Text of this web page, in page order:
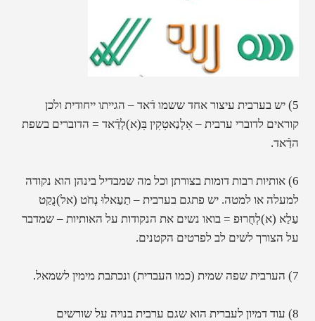
5) יש בערבית עיצור אחד ששמו דֿאד – הגייתו ייחודית ולכן
קוראים לדוברי ערבית –אִלְנַאטִקִין בִּ(א)לְדַֿאד= הדוברים בשפת
הדַֿאד.
6) אותיות רבות דומות בצורתן וכל מה שמבדיל בינהן הוא נקודה
למעלה או למטה. יש פתגם בערבית –תַעַאלוּ נְחֹט (אל)נֻקַט
עַלַא (א)לְחֻרוּפ= בואו נשים את הנקודות על האותיות – שמדבר
על הצורך לשים לב לפרטים הקטנים.
8) עוד דמיון לעברית הוא שגם ערבית בנויה על שורשים